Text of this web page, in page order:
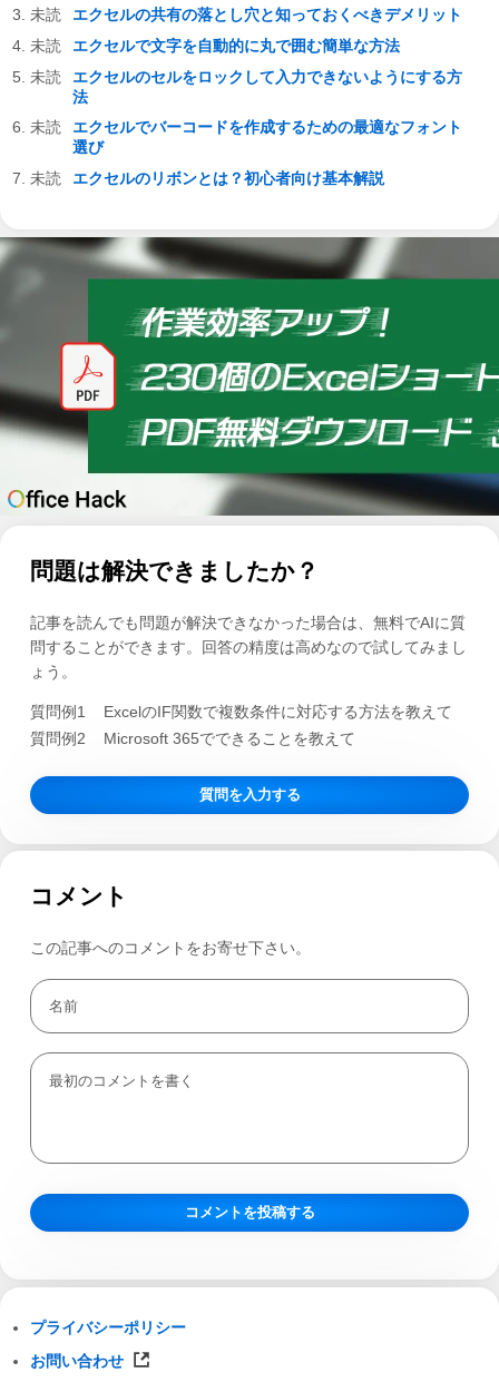
エクセルの共有の落とし穴と知っておくべきデメリット
エクセルで文字を自動的に丸で囲む簡単な方法
エクセルのセルをロックして入力できないようにする方
法
エクセルでバーコードを作成するための最適なフォント
選び
エクセルのリボンとは？初心者向け基本解説
問題は解決できましたか？
記事を読んでも問題が解決できなかった場合は、無料でAIに質
問することができます。回答の精度は高めなので試してみまし
ょう。
質問例1
ExcelのIF関数で複数条件に対応する方法を教えて
質問例2
Microsoft 365でできることを教えて
質問を入力する
コメント
この記事へのコメントをお寄せ下さい。
プライバシーポリシー
お問い合わせ